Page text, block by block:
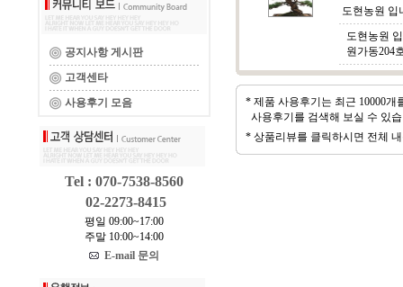
공지사항 게시판
고객센타
사용후기 모음
Tel : 070-7538-8560
02-2273-8415
평일 09:00~17:00
주말 10:00~14:00
E-mail 문의
도현농원 입
도현농원
원가동204
* 제품 사용후기는 최근 10000개
사용후기를 검색해 보실 수 있
* 상품리뷰를 클릭하시면 전체